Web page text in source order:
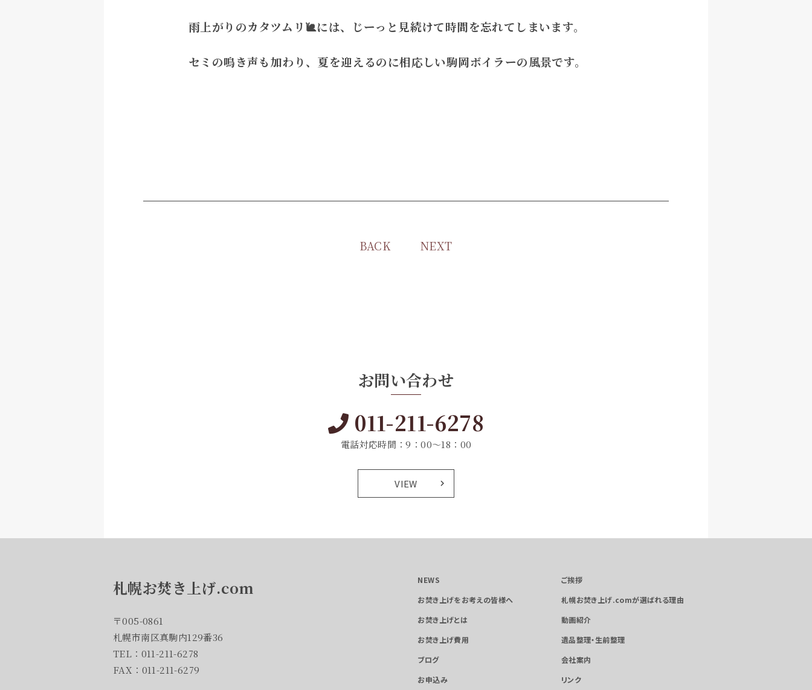
雨上がりのカタツムリ🐌には、じーっと見続けて時間を忘れてしまいます。
セミの鳴き声も加わり、夏を迎えるのに相応しい駒岡ボイラーの風景です。
BACK NEXT
お問い合わせ
011-211-6278
電話対応時間：9：00～18：00
VIEW
NEWS
ご挨拶
お焚き上げをお考えの皆様へ
札幌お焚き上げ.comが選ばれる理由
お焚き上げとは
動画紹介
お焚き上げ費用
遺品整理・生前整理
ブログ
会社案内
お申込み
リンク
札幌お焚き上げ.com
〒005-0861
札幌市南区真駒内129番36
TEL：011-211-6278
FAX：011-211-6279